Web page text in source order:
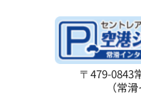
〒479-0843
（常